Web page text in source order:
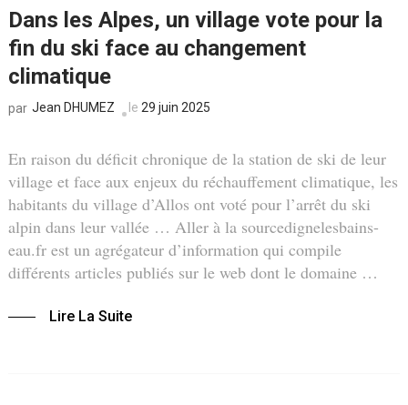
Dans les Alpes, un village vote pour la
fin du ski face au changement
climatique
par Jean DHUMEZ le 29 juin 2025
En raison du déficit chronique de la station de ski de leur
village et face aux enjeux du réchauffement climatique, les
habitants du village d’Allos ont voté pour l’arrêt du ski
alpin dans leur vallée … Aller à la sourcedignelesbains-
eau.fr est un agrégateur d’information qui compile
différents articles publiés sur le web dont le domaine …
Lire La Suite